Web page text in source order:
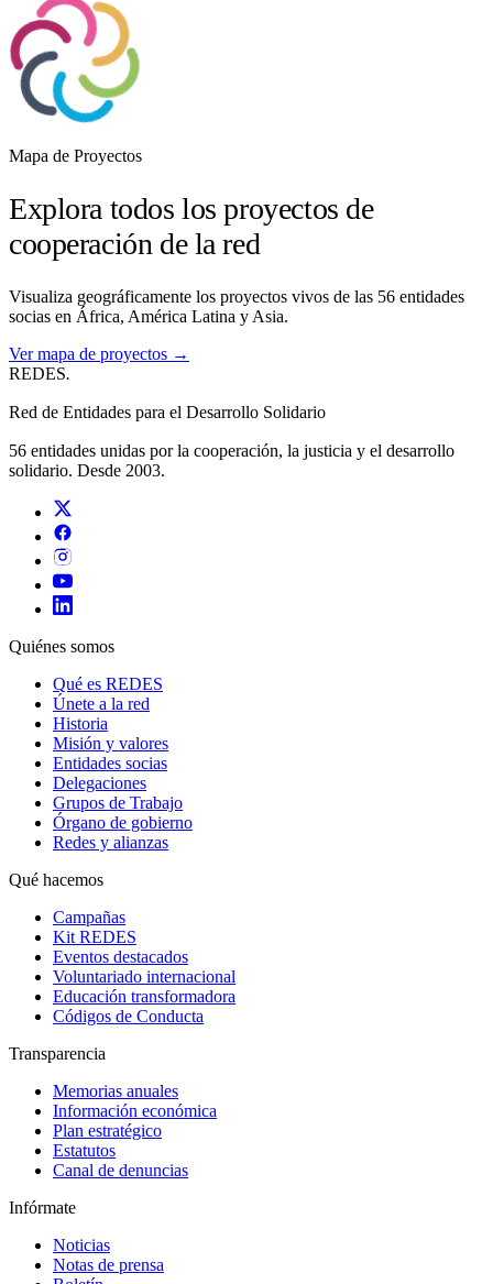
Mapa de Proyectos
Explora todos los proyectos de
cooperación de la red
Visualiza geográficamente los proyectos vivos de las 56 entidades
socias en África, América Latina y Asia.
Ver mapa de proyectos →
REDES.
Red de Entidades para el Desarrollo Solidario
56 entidades unidas por la cooperación, la justicia y el desarrollo
solidario. Desde 2003.
Quiénes somos
Qué es REDES
Únete a la red
Historia
Misión y valores
Entidades socias
Delegaciones
Grupos de Trabajo
Órgano de gobierno
Redes y alianzas
Qué hacemos
Campañas
Kit REDES
Eventos destacados
Voluntariado internacional
Educación transformadora
Códigos de Conducta
Transparencia
Memorias anuales
Información económica
Plan estratégico
Estatutos
Canal de denuncias
Infórmate
Noticias
Notas de prensa